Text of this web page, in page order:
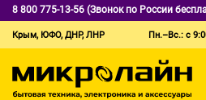
8 800 775-13-56 (Звонок по России
Крым, ЮФО, ДНР, ЛНР Пн.–Вс.: с